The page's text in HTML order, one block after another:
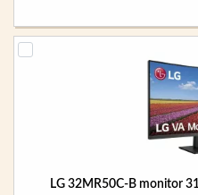
LG 32MR50C-B monitor